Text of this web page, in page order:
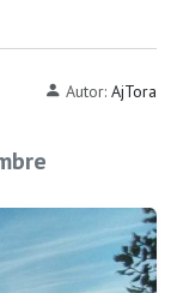
Autor: AjTora